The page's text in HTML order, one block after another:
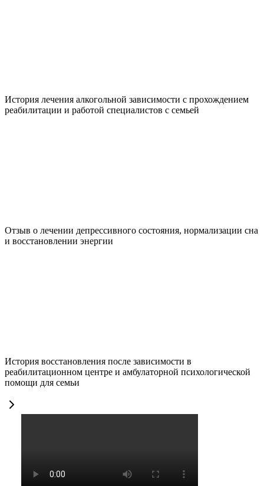
История лечения алкогольной зависимости с прохождением
реабилитации и работой специалистов с семьей
Отзыв о лечении депрессивного состояния, нормализации сна
и восстановлении энергии
История восстановления после зависимости в
реабилитационном центре и амбулаторной психологической
помощи для семьи